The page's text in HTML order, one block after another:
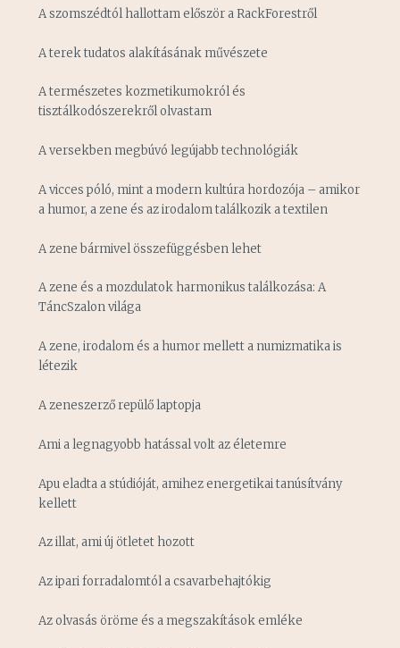
A szomszédtól hallottam először a RackForestről
A terek tudatos alakításának művészete
A természetes kozmetikumokról és
tisztálkodószerekről olvastam
A versekben megbúvó legújabb technológiák
A vicces póló, mint a modern kultúra hordozója – amikor
a humor, a zene és az irodalom találkozik a textilen
A zene bármivel összefüggésben lehet
A zene és a mozdulatok harmonikus találkozása: A
TáncSzalon világa
A zene, irodalom és a humor mellett a numizmatika is
létezik
A zeneszerző repülő laptopja
Ami a legnagyobb hatással volt az életemre
Apu eladta a stúdióját, amihez energetikai tanúsítvány
kellett
Az illat, ami új ötletet hozott
Az ipari forradalomtól a csavarbehajtókig
Az olvasás öröme és a megszakítások emléke